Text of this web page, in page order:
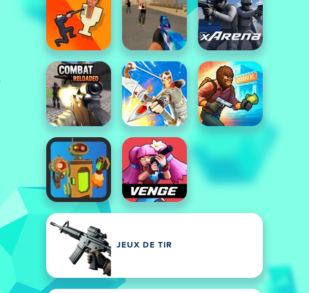
JEUX DE TIR